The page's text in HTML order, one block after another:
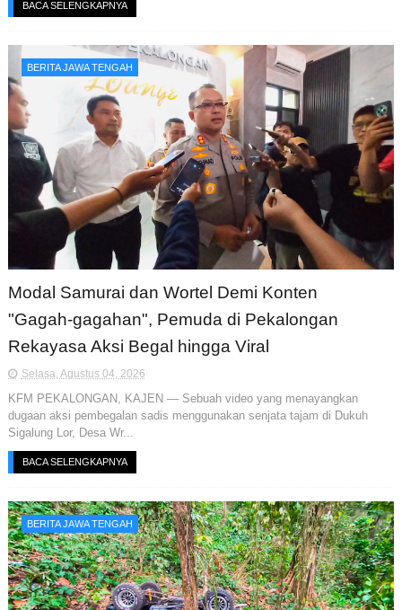
BACA SELENGKAPNYA
BERITA JAWA TENGAH
Modal Samurai dan Wortel Demi Konten
"Gagah-gagahan", Pemuda di Pekalongan
Rekayasa Aksi Begal hingga Viral
Selasa, Agustus 04, 2026
KFM PEKALONGAN, KAJEN — Sebuah video yang menayangkan
dugaan aksi pembegalan sadis menggunakan senjata tajam di Dukuh
Sigalung Lor, Desa Wr...
BACA SELENGKAPNYA
BERITA JAWA TENGAH